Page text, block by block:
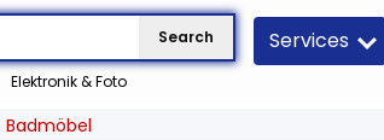
Search
Elektronik & Foto
Services
Badmöbel